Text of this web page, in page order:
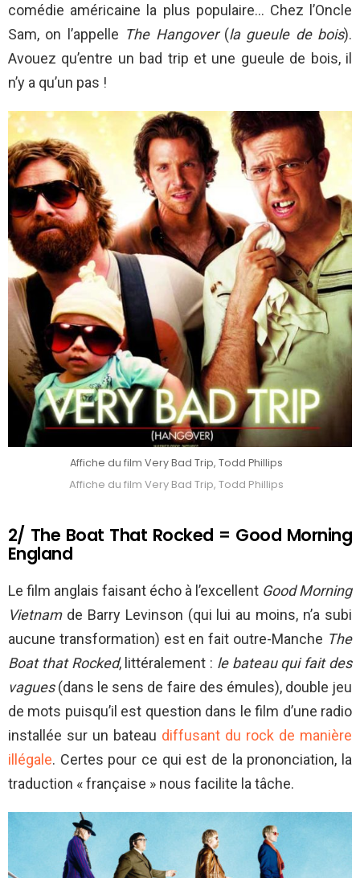
comédie américaine la plus populaire… Chez l’Oncle
Sam, on l’appelle The Hangover(la gueule de bois).
Avouez qu’entre un bad trip et une gueule de bois, il
n’y a qu’un pas !
Affiche du film Very Bad Trip, Todd Phillips
Affiche du film Very Bad Trip, Todd Phillips
2/ The Boat That Rocked = Good Morning
England
Le film anglais faisant écho à l’excellent Good Morning
Vietnam de Barry Levinson (qui lui au moins, n’a subi
aucune transformation) est en fait outre-Manche The
Boat that Rocked, littéralement : le bateau qui fait des
vagues(dans le sens de faire des émules), double jeu
de mots puisqu’il est question dans le film d’une radio
installée sur un bateau diffusant du rock de manière
illégale. Certes pour ce qui est de la prononciation, la
traduction « française » nous facilite la tâche.